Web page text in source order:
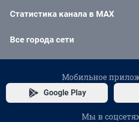
Статистика канала в MAX
Все города сети
Мобильное
Google Play
Мы в